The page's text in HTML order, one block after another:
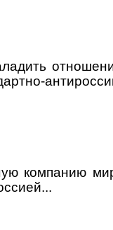
компанию